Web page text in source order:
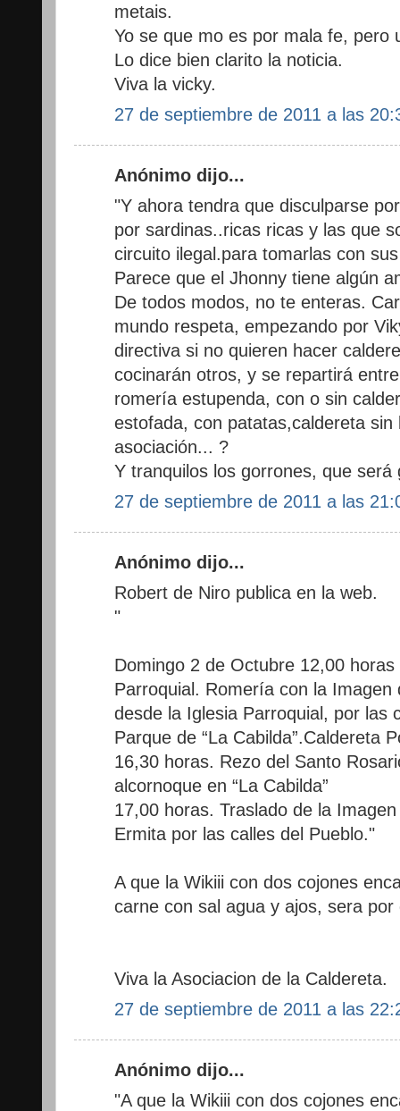
metais.
Yo se que mo es por mala fe, pero
Lo dice bien clarito la noticia.
Viva la vicky.
27 de septiembre de 2011 a las
Anónimo dijo...
"Y ahora tendra que disculparse
por sardinas..ricas ricas y las que
circuito ilegal.para tomarlas con
Parece que el Jhonny tiene algún
De todos modos, no te enteras.
mundo respeta, empezando por
directiva si no quieren hacer
cocinarán otros, y se repartirá
romería estupenda, con o sin
estofada, con patatas,caldereta
asociación... ?
Y tranquilos los gorrones, que será
27 de septiembre de 2011 a las
Anónimo dijo...
Robert de Niro publica en la web.
"
Domingo 2 de Octubre 12,00
Parroquial. Romería con la
desde la Iglesia Parroquial, por las
Parque de “La Cabilda”.Caldereta
16,30 horas. Rezo del Santo
alcornoque en “La Cabilda”
17,00 horas. Traslado de la
Ermita por las calles del Pueblo."
A que la Wikiii con dos cojones
carne con sal agua y ajos, sera
Viva la Asociacion de la Caldereta.
27 de septiembre de 2011 a las
Anónimo dijo...
"A que la Wikiii con dos cojones